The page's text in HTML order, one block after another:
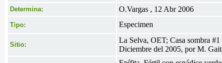
Determina: O.Vargas , 12 Abr 2006
Tipo: Especimen
Sitio:
La Selva, OET; Casa sombra
Diciembre del 2005, por M.